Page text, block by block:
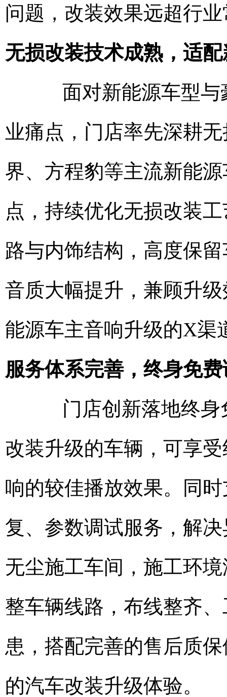
问题，改装效果远超行
无损改装技术成熟，适
面对新能源车型与
业痛点，门店率先深耕
界、方程豹等主流新能
点，持续优化无损改装
路与内饰结构，高度保
音质大幅提升，兼顾升
能源车主音响升级的X渠
服务体系完善，终身免
门店创新落地终身
改装升级的车辆，可享
响的较佳播放效果。同
复、参数调试服务，解
无尘施工车间，施工环
整车辆线路，布线整齐
患，搭配完善的售后质
的汽车改装升级体验。